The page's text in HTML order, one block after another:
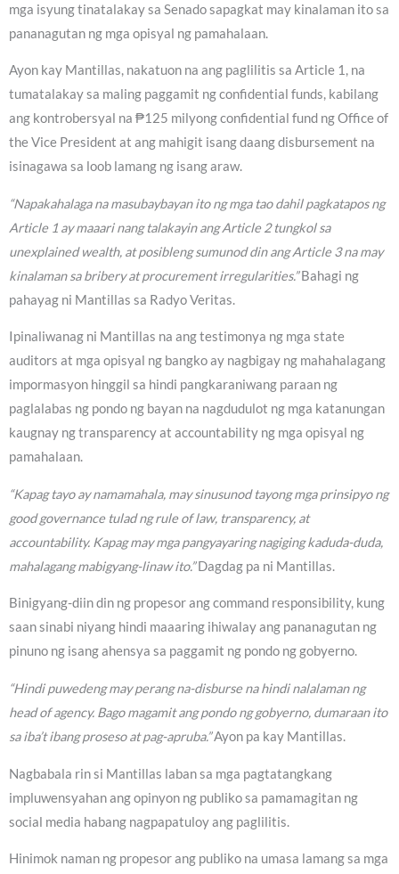
mga isyung tinatalakay sa Senado sapagkat may kinalaman ito sa
pananagutan ng mga opisyal ng pamahalaan.
Ayon kay Mantillas, nakatuon na ang paglilitis sa Article 1, na
tumatalakay sa maling paggamit ng confidential funds, kabilang
ang kontrobersyal na ₱125 milyong confidential fund ng Office of
the Vice President at ang mahigit isang daang disbursement na
isinagawa sa loob lamang ng isang araw.
“Napakahalaga na masubaybayan ito ng mga tao dahil pagkatapos ng
Article 1 ay maaari nang talakayin ang Article 2 tungkol sa
unexplained wealth, at posibleng sumunod din ang Article 3 na may
kinalaman sa bribery at procurement irregularities.”Bahagi ng
pahayag ni Mantillas sa Radyo Veritas.
Ipinaliwanag ni Mantillas na ang testimonya ng mga state
auditors at mga opisyal ng bangko ay nagbigay ng mahahalagang
impormasyon hinggil sa hindi pangkaraniwang paraan ng
paglalabas ng pondo ng bayan na nagdudulot ng mga katanungan
kaugnay ng transparency at accountability ng mga opisyal ng
pamahalaan.
“Kapag tayo ay namamahala, may sinusunod tayong mga prinsipyo ng
good governance tulad ng rule of law, transparency, at
accountability. Kapag may mga pangyayaring nagiging kaduda-duda,
mahalagang mabigyang-linaw ito.”Dagdag pa ni Mantillas.
Binigyang-diin din ng propesor ang command responsibility, kung
saan sinabi niyang hindi maaaring ihiwalay ang pananagutan ng
pinuno ng isang ahensya sa paggamit ng pondo ng gobyerno.
“Hindi puwedeng may perang na-disburse na hindi nalalaman ng
head of agency. Bago magamit ang pondo ng gobyerno, dumaraan ito
sa iba’t ibang proseso at pag-apruba.”Ayon pa kay Mantillas.
Nagbabala rin si Mantillas laban sa mga pagtatangkang
impluwensyahan ang opinyon ng publiko sa pamamagitan ng
social media habang nagpapatuloy ang paglilitis.
Hinimok naman ng propesor ang publiko na umasa lamang sa mga